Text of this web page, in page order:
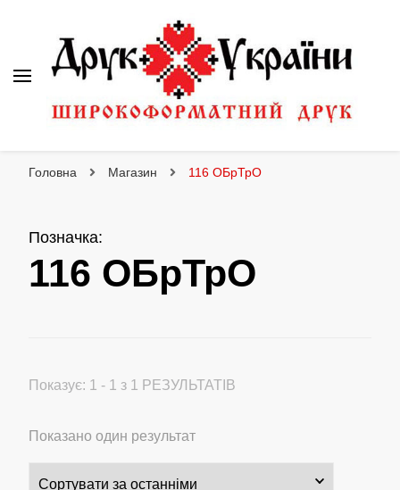
Головна Магазин 116 ОБрТрО
Позначка:
116 ОБрТрО
Показує: 1 - 1 з 1 РЕЗУЛЬТАТІВ
Показано один результат